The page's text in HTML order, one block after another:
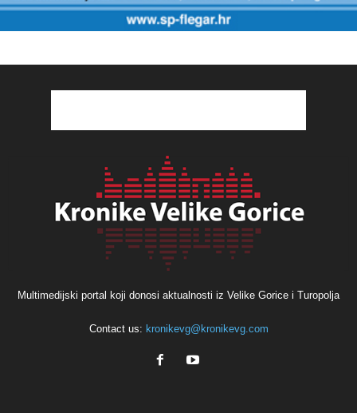
Multimedijski portal koji donosi aktualnosti iz Velike Gorice i Turopolja
Contact us: kronikevg@kronikevg.com